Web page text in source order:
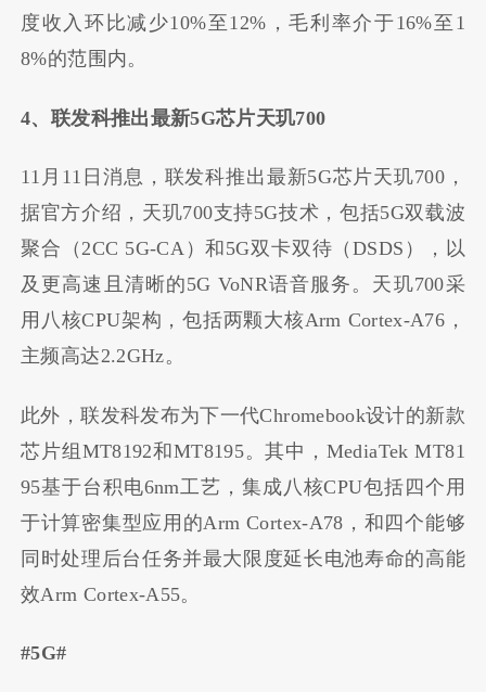
度收入环比减少10%至12%，毛利率介于16%至1
8%的范围内。
4、联发科推出最新5G芯片天玑700
11月11日消息，联发科推出最新5G芯片天玑700，
据官方介绍，天玑700支持5G技术，包括5G双载波
聚合（2CC 5G-CA）和5G双卡双待（DSDS），以
及更高速且清晰的5G VoNR语音服务。天玑700采
用八核CPU架构，包括两颗大核Arm Cortex-A76，
主频高达2.2GHz。
此外，联发科发布为下一代Chromebook设计的新款
芯片组MT8192和MT8195。其中，MediaTek MT81
95基于台积电6nm工艺，集成八核CPU包括四个用
于计算密集型应用的Arm Cortex-A78，和四个能够
同时处理后台任务并最大限度延长电池寿命的高能
效Arm Cortex-A55。
#5G#